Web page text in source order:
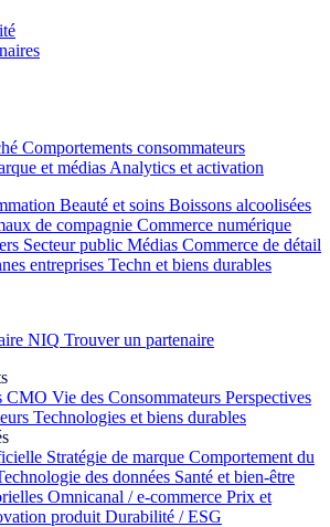
Comportements consommateurs
et médias Analytics et activation
Beauté et soins Boissons alcoolisées
de compagnie Commerce numérique
Secteur public Médias Commerce de détail
entreprises Techn et biens durables
NIQ Trouver un partenaire
CMO Vie des Consommateurs Perspectives
Technologies et biens durables
Stratégie de marque Comportement du
des données Santé et bien‑être
Omnicanal / e‑commerce Prix et
produit Durabilité / ESG